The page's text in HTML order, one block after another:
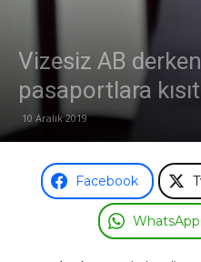
Vizesiz AB
pasaportlara
10 Aralık 2019
Facebook
WhatsApp